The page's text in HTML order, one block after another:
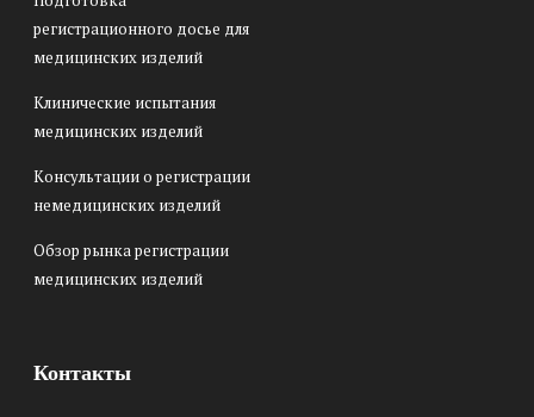
регистрационного досье для
медицинских изделий
Клинические испытания
медицинских изделий
Консультации о регистрации
немедицинских изделий
Обзор рынка регистрации
медицинских изделий
Контакты